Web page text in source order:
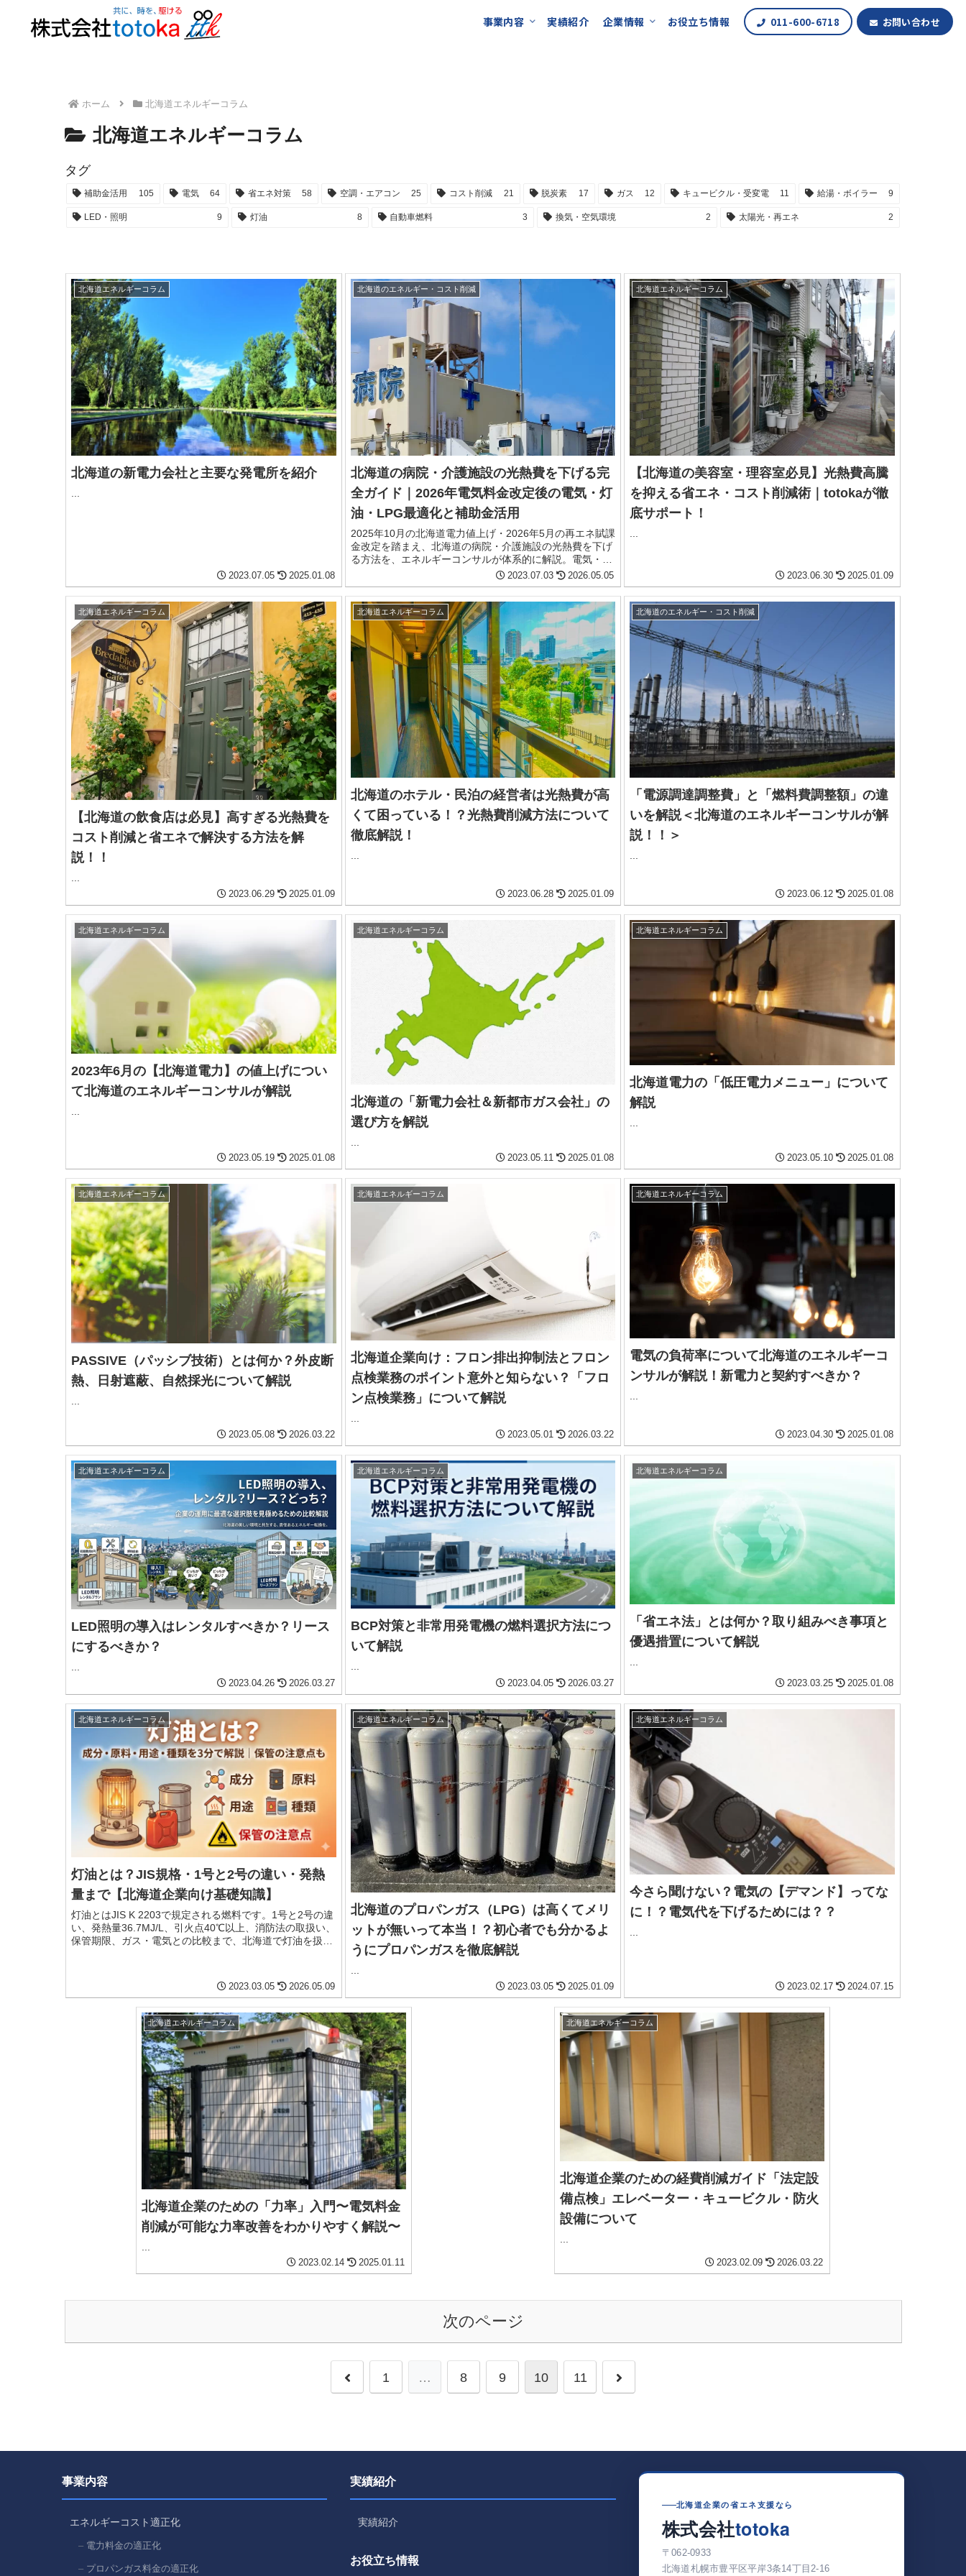
事業内容 実績紹介 企業情報 お役立ち情報 011-600-6718 お問い合わせ
ホーム 北海道エネルギーコラム
北海道エネルギーコラム
タグ
補助金活用 105 電気 64 省エネ対策 58 空調・エアコン 25 コスト削減 21 脱炭素 17 ガス 12 キュービクル・受変電 11 給湯・ボイラー 9
LED・照明 9 灯油 8 自動車燃料 3 換気・空気環境 2 太陽光・再エネ 2
北海道エネルギーコラム
北海道の新電力会社と主要な発電所を紹介
2023.07.05 2025.01.08
北海道のエネルギー・コスト削減
北海道の病院・介護施設の光熱費を下げる完
全ガイド｜2026年電気料金改定後の電気・灯
油・LPG最適化と補助金活用
2025年10月の北海道電力値上げ・2026年5月の再エネ賦課
金改定を踏まえ、北海道の病院・介護施設の光熱費を下げ
る方法を、エネルギーコンサルが体系的に解説。電気・灯
油・LPG・水道の4軸最適化、SII補助金や中小企業経営強
化税制の活用、24時間稼働施設特有のデマンド対策まで網
羅。
2023.07.03 2026.05.05
北海道エネルギーコラム
【北海道の美容室・理容室必見】光熱費高騰
を抑える省エネ・コスト削減術｜totokaが徹
底サポート！
2023.06.30 2025.01.09
北海道エネルギーコラム
【北海道の飲食店は必見】高すぎる光熱費を
コスト削減と省エネで解決する方法を解
説！！
2023.06.29 2025.01.09
北海道エネルギーコラム
北海道のホテル・民泊の経営者は光熱費が高
くて困っている！？光熱費削減方法について
徹底解説！
...
2023.06.28 2025.01.09
北海道のエネルギー・コスト削減
「電源調達調整費」と「燃料費調整額」の違
いを解説＜北海道のエネルギーコンサルが解
説！！＞
...
2023.06.12 2025.01.08
北海道エネルギーコラム
2023年6月の【北海道電力】の値上げについ
て北海道のエネルギーコンサルが解説
2023.05.19 2025.01.08
北海道エネルギーコラム
北海道の「新電力会社＆新都市ガス会社」の
選び方を解説
2023.05.11 2025.01.08
北海道エネルギーコラム
北海道電力の「低圧電力メニュー」について
解説
2023.05.10 2025.01.08
北海道エネルギーコラム
PASSIVE（パッシブ技術）とは何か？外皮断
熱、日射遮蔽、自然採光について解説
2023.05.08 2026.03.22
北海道エネルギーコラム
北海道企業向け：フロン排出抑制法とフロン
点検業務のポイント意外と知らない？「フロ
ン点検業務」について解説
...
2023.05.01 2026.03.22
北海道エネルギーコラム
電気の負荷率について北海道のエネルギーコ
ンサルが解説！新電力と契約すべきか？
2023.04.30 2025.01.08
北海道エネルギーコラム
LED照明の導入はレンタルすべきか？リース
にするべきか？
2023.04.26 2026.03.27
北海道エネルギーコラム
BCP対策と非常用発電機の燃料選択方法につ
いて解説
2023.04.05 2026.03.27
北海道エネルギーコラム
「省エネ法」とは何か？取り組みべき事項と
優遇措置について解説
2023.03.25 2025.01.08
北海道エネルギーコラム
灯油とは？JIS規格・1号と2号の違い・発熱
量まで【北海道企業向け基礎知識】
灯油とはJIS K 2203で規定される燃料です。1号と2号の違
い、発熱量36.7MJ/L、引火点40℃以上、消防法の取扱い、
保管期限、ガス・電気との比較まで、北海道で灯油を扱う
2023.03.05 2026.05.09
北海道エネルギーコラム
北海道のプロパンガス（LPG）は高くてメリ
ットが無いって本当！？初心者でも分かるよ
うにプロパンガスを徹底解説
...
2023.03.05 2025.01.09
北海道エネルギーコラム
今さら聞けない？電気の【デマンド】ってな
に！？電気代を下げるためには？？
2023.02.17 2024.07.15
北海道エネルギーコラム
北海道企業のための「力率」入門〜電気料金
削減が可能な力率改善をわかりやすく解説〜
2023.02.14 2025.01.11
北海道エネルギーコラム
北海道企業のための経費削減ガイド「法定設
備点検」エレベーター・キュービクル・防火
設備について
2023.02.09 2026.03.22
次のページ
前 1 … 8 9 10 11 次
事業内容
エネルギーコスト適正化
電力料金の適正化
プロパンガス料金の適正化
実績紹介
実績紹介
お役立ち情報
北海道企業の省エネ支援なら
株式会社totoka
〒062-0933
北海道札幌市豊平区平岸3条14丁目2-16